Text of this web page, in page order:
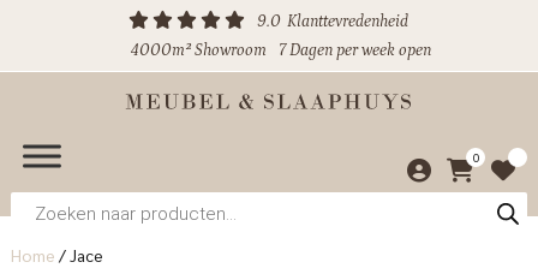
9.0 Klanttevredenheid
4000m² Showroom
7 Dagen per week open
0
Producten
zoeken
Home /Jace